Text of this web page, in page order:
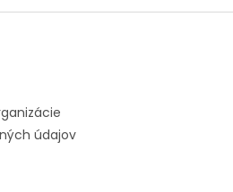
r
v
k
v
údajov